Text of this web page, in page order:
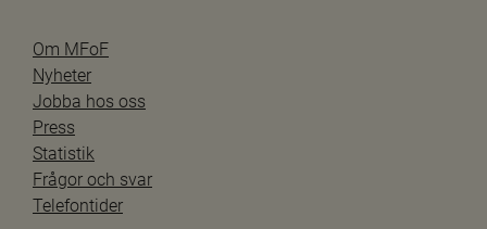
Om MFoF
Nyheter
Jobba hos oss
Press
Statistik
Frågor och svar
Telefontider